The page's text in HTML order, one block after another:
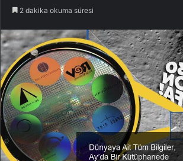
2 dakika okuma süresi